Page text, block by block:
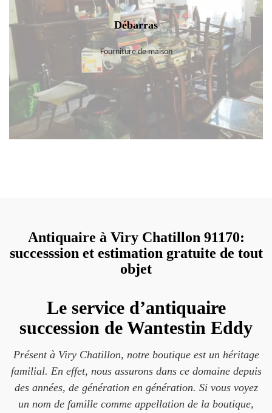
Débarras
Fourniture de maison
Antiquaire à Viry Chatillon 91170:
successsion et estimation gratuite de tout
objet
Le service d’antiquaire
succession de Wantestin Eddy
Présent à Viry Chatillon, notre boutique est un héritage
familial. En effet, nous assurons dans ce domaine depuis
des années, de génération en génération. Si vous voyez
un nom de famille comme appellation de la boutique,